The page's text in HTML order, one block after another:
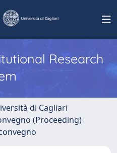
Research
di Cagliari
(Proceeding)